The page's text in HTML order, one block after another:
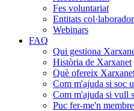
Fes voluntariat
Entitats
Webinars
FAQ
Qui gestiona
Història de Xarxanet
Què ofereix
Com m'ajuda si soc
Com m'ajuda si vull
Puc fer-me'n